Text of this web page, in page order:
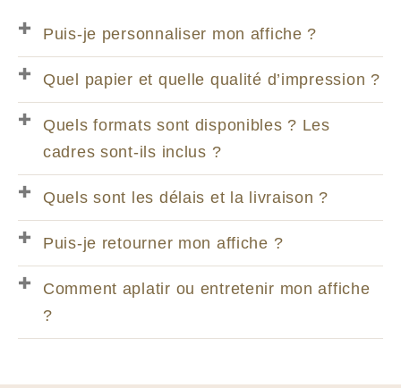
Puis-je personnaliser mon affiche ?
Quel papier et quelle qualité d’impression ?
Quels formats sont disponibles ? Les
cadres sont-ils inclus ?
Quels sont les délais et la livraison ?
Puis-je retourner mon affiche ?
Comment aplatir ou entretenir mon affiche
?